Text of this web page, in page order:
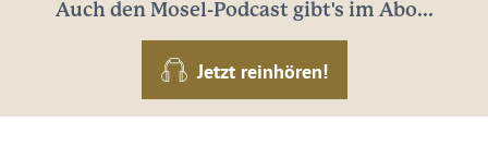
Auch den Mosel-Podcast gibt's im Abo...
Jetzt reinhören!